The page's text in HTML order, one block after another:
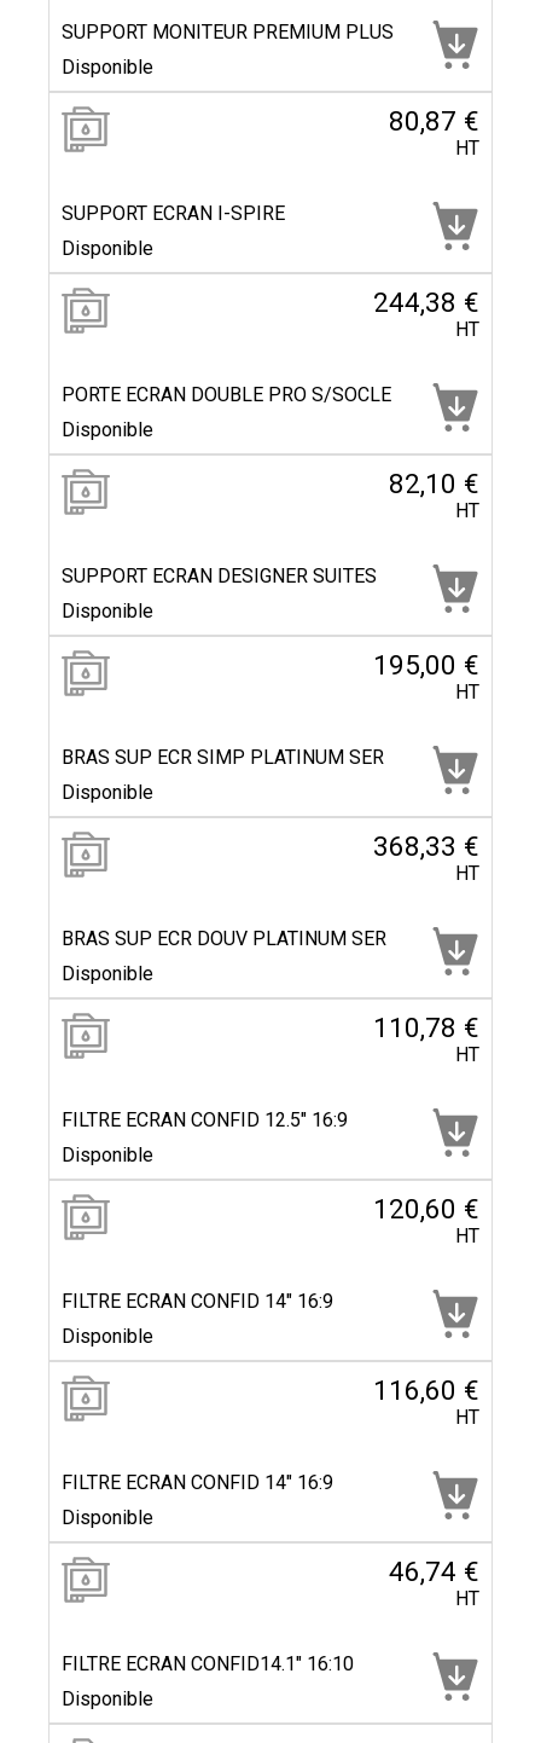
SUPPORT MONITEUR PREMIUM PLUS
Disponible
80,87 €
HT
SUPPORT ECRAN I-SPIRE
Disponible
244,38 €
HT
PORTE ECRAN DOUBLE PRO S/SOCLE
Disponible
82,10 €
HT
SUPPORT ECRAN DESIGNER SUITES
Disponible
195,00 €
HT
BRAS SUP ECR SIMP PLATINUM SER
Disponible
368,33 €
HT
BRAS SUP ECR DOUV PLATINUM SER
Disponible
110,78 €
HT
FILTRE ECRAN CONFID 12.5" 16:9
Disponible
120,60 €
HT
FILTRE ECRAN CONFID 14" 16:9
Disponible
116,60 €
HT
FILTRE ECRAN CONFID 14" 16:9
Disponible
46,74 €
HT
FILTRE ECRAN CONFID14.1" 16:10
Disponible